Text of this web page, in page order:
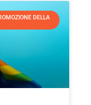
DELLA